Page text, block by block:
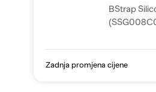
BStrap
Zadnja promjena cijene